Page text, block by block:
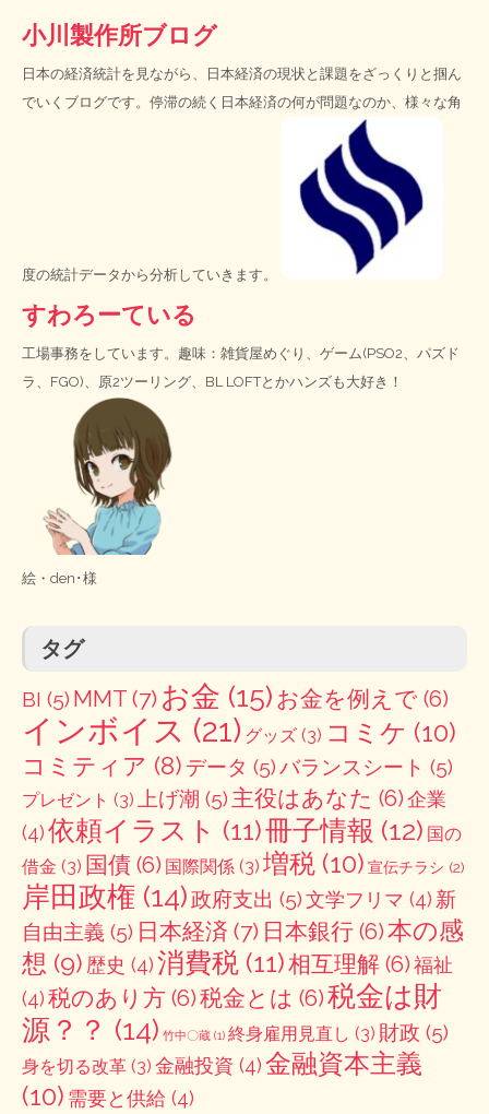
小川製作所ブログ
日本の経済統計を見ながら、日本経済の現状と課題をざっくりと掴ん
でいくブログです。停滞の続く日本経済の何が問題なのか、様々な角
度の統計データから分析していきます。
すわろーている
工場事務をしています。趣味：雑貨屋めぐり、ゲーム(PSO2、パズド
ラ、FGO)、原2ツーリング、BL LOFTとかハンズも大好き！
絵・ den･様
タグ
BI (5) MMT (7) お金 (15) お金を例えで (6)
インボイス (21) グッズ (3) コミケ (10)
コミティア (8) データ (5)バランスシート (5)
プレゼント (3) 上げ潮 (5) 主役はあなた (6)企業
(4)依頼イラスト (11)冊子情報 (12) 国の
借金 (3) 国債 (6) 国際関係 (3) 増税 (10) 宣伝チラシ (2)
岸田政権 (14)政府支出 (5)文学フリマ (4) 新
自由主義 (5) 日本経済 (7) 日本銀行 (6)本の感
想 (9) 歴史 (4)消費税 (11)相互理解 (6)福祉
(4)税のあり方 (6)税金とは (6)税金は財
源？？ (14) 竹中〇蔵 (1) 終身雇用見直し (3) 財政 (5)
身を切る改革 (3) 金融投資 (4)金融資本主義
(10) 需要と供給 (4)